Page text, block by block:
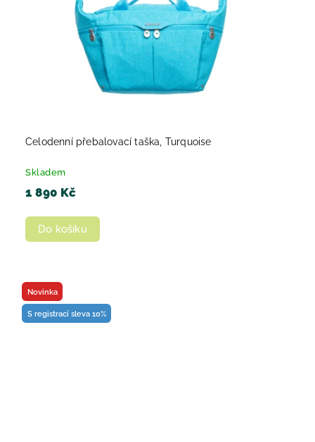
Celodenní přebalovací taška, Turquoise
Skladem
1 890 Kč
Do košíku
Novinka
S registrací sleva 10%